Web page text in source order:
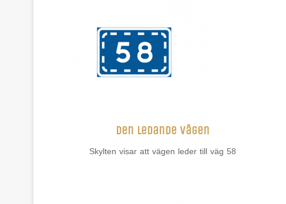
Den ledande vägen
Skylten visar att vägen leder till väg 58